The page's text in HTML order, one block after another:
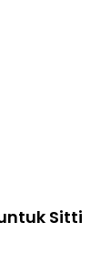
Sitti